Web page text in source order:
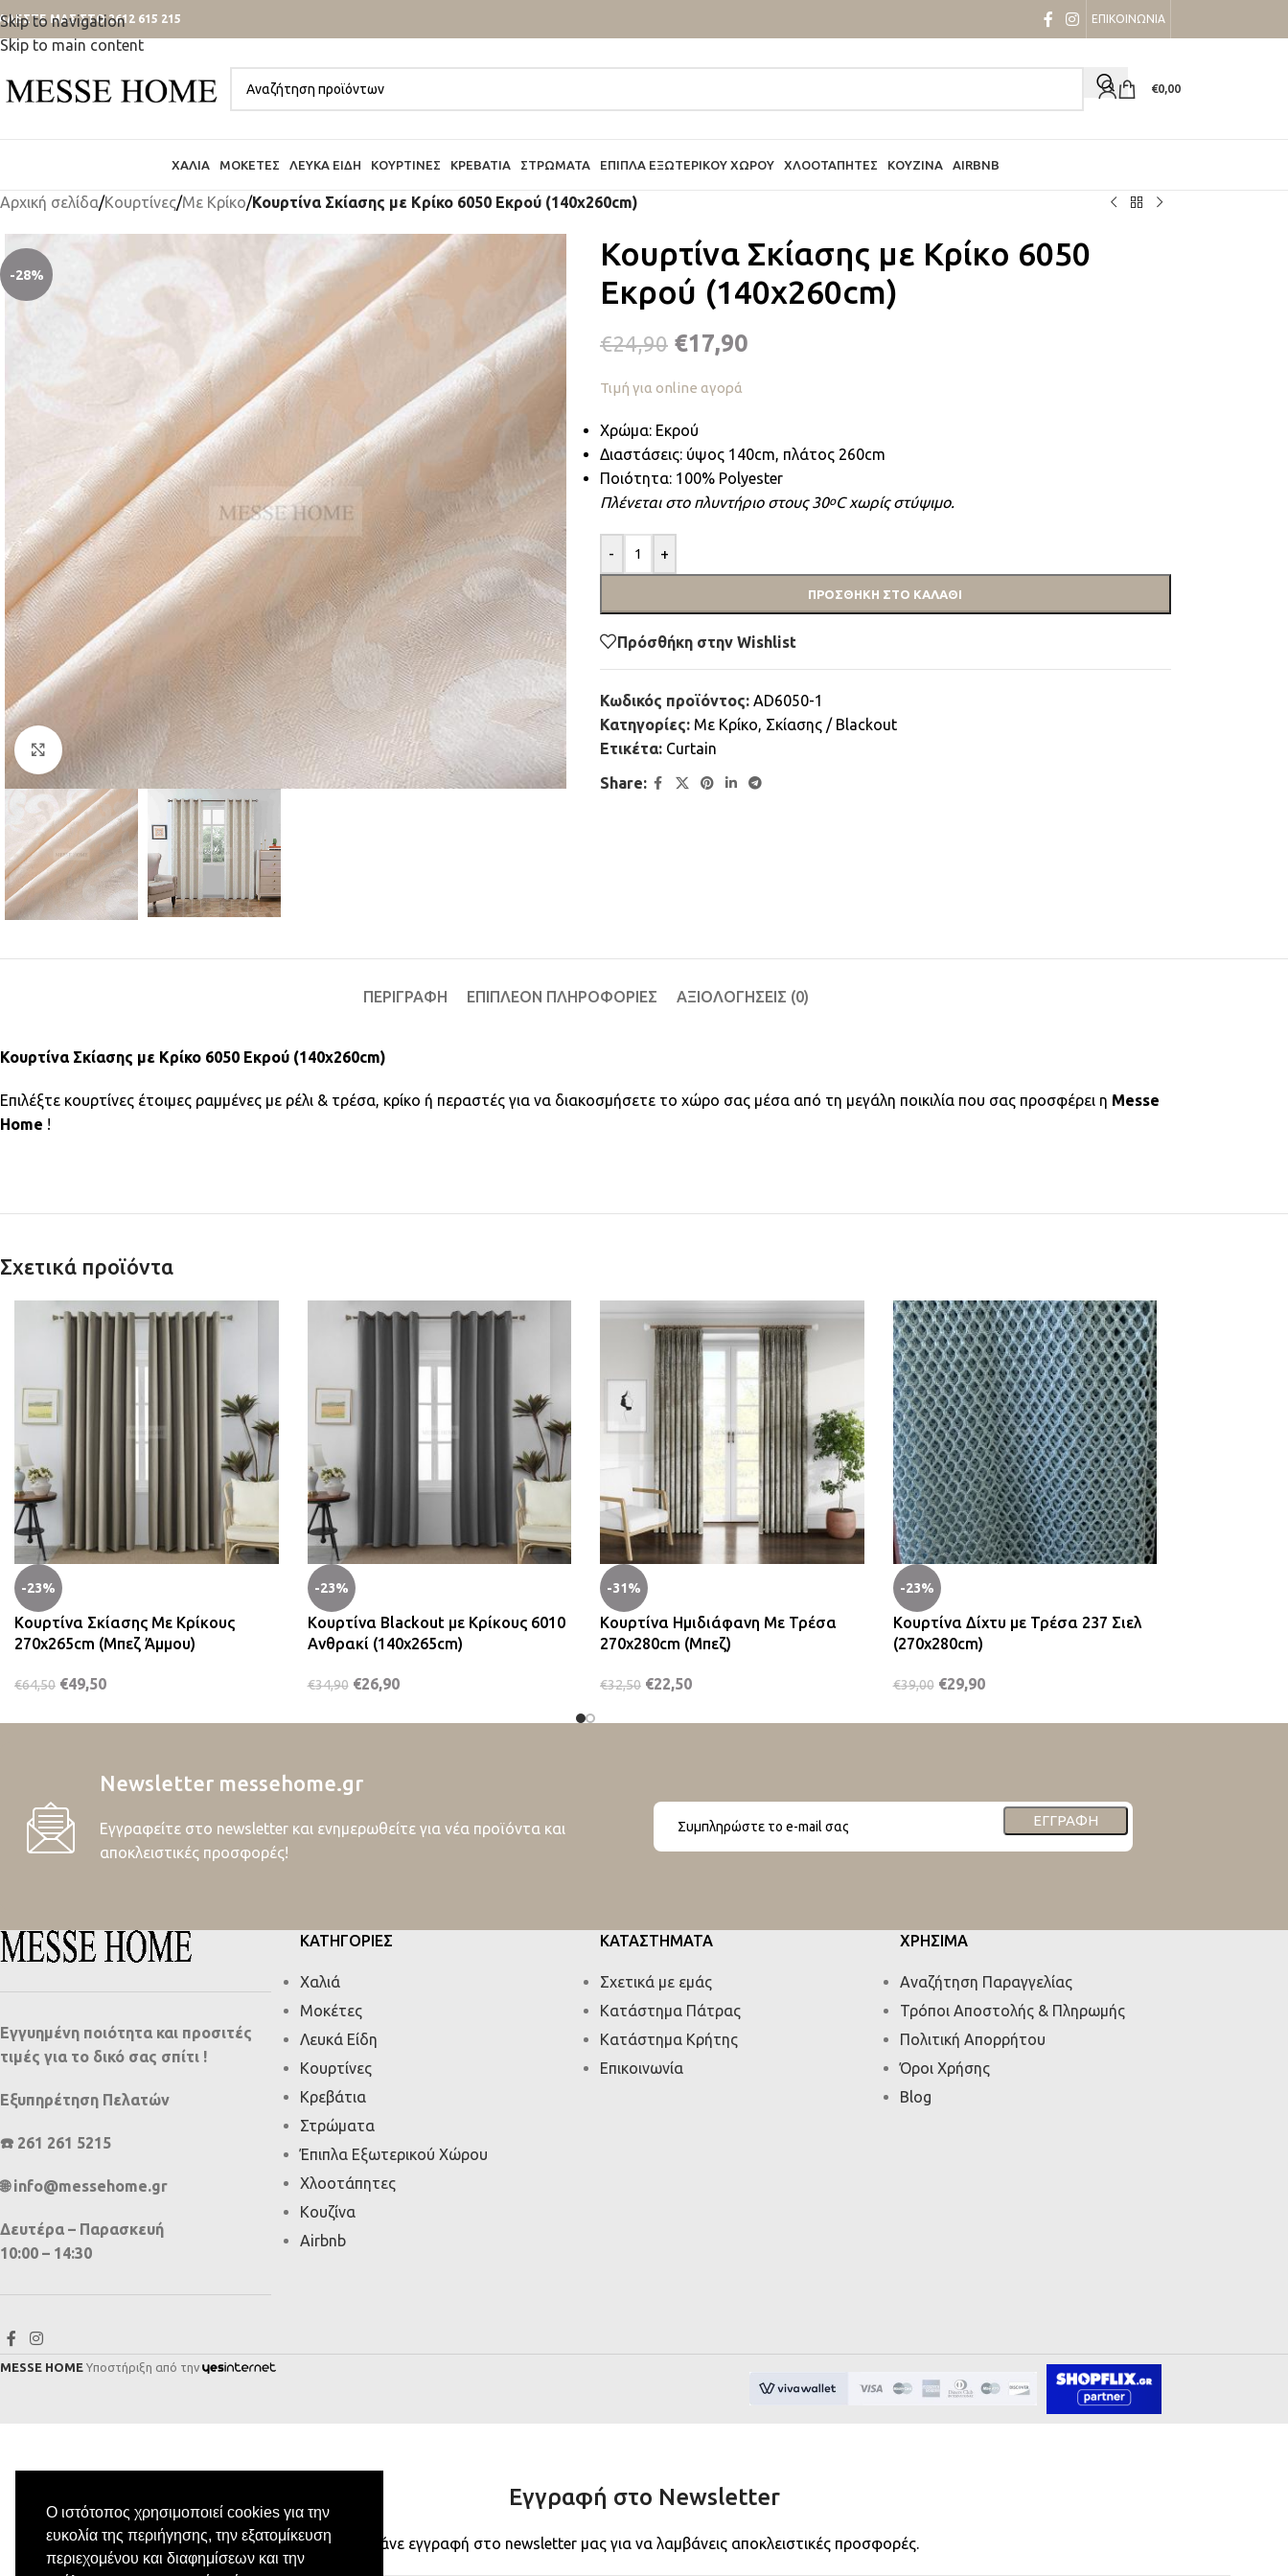
Ο ιστότοπος χρησιμοποιεί cookies για την
ευκολία της περιήγησης, την εξατομίκευση
περιεχομένου και διαφημίσεων και την
Skip to navigation
Skip to main content
ΜΑΣ ΣΤΟ 2612 615 215 ΕΠΙΚΟΙΝΩΝΙΑ
€0,00
ΧΑΛΙΆ ΜΟΚΈΤΕΣ ΛΕΥΚΆ ΕΊΔΗ ΚΟΥΡΤΊΝΕΣ ΚΡΕΒΆΤΙΑ ΣΤΡΏΜΑΤΑ ΈΠΙΠΛΑ ΕΞΩΤΕΡΙΚΟΎ ΧΏΡΟΥ ΧΛΟΟΤΆΠΗΤΕΣ ΚΟΥΖΊΝΑ AIRBNB
Αρχική σελίδα/Κουρτίνες/Mε Κρίκο/Κουρτίνα Σκίασης με Κρίκο 6050 Εκρού (140x260cm)
-28%
Κλικ για μεγέθυνση
Κουρτίνα Σκίασης με Κρίκο 6050
Εκρού (140x260cm)
€24,90 €17,90
Τιμή για online αγορά
Χρώμα: Εκρού
Διαστάσεις: ύψος 140cm, πλάτος 260cm
Ποιότητα: 100% Polyester
Πλένεται στο πλυντήριο στους 30οC χωρίς στύψιμο.
- +
ΠΡΟΣΘΉΚΗ ΣΤΟ ΚΑΛΆΘΙ
Πρόσθήκη στην Wishlist
Κωδικός προϊόντος: AD6050-1
Κατηγορίες: Mε Κρίκο, Σκίασης / Blackout
Ετικέτα: Curtain
Share:
ΠΕΡΙΓΡΑΦΉ ΕΠΙΠΛΈΟΝ ΠΛΗΡΟΦΟΡΊΕΣ ΑΞΙΟΛΟΓΉΣΕΙΣ (0)
Κουρτίνα Σκίασης με Κρίκο 6050 Εκρού (140x260cm)
Επιλέξτε κουρτίνες έτοιμες ραμμένες με ρέλι & τρέσα, κρίκο ή περαστές για να διακοσμήσετε το χώρο σας μέσα από τη μεγάλη ποικιλία που σας προσφέρει η Messe
Home !
Σχετικά προϊόντα
-23%
Κουρτίνα Σκίασης Με Κρίκους
270x265cm (Μπεζ Άμμου)
€64,50 €49,50
-23%
Κουρτίνα Blackout με Κρίκους 6010
Ανθρακί (140x265cm)
€34,90 €26,90
-31%
Κουρτίνα Ημιδιάφανη Με Τρέσα
270x280cm (Μπεζ)
€32,50 €22,50
-23%
Κουρτίνα Δίχτυ με Τρέσα 237 Σιελ
(270x280cm)
€39,00 €29,90
Newsletter messehome.gr
Εγγραφείτε στο newsletter και ενημερωθείτε για νέα προϊόντα και
αποκλειστικές προσφορές!
ΕΓΓΡΑΦΉ
Εγγυημένη ποιότητα και προσιτές
τιμές για το δικό σας σπίτι !
Εξυπηρέτηση Πελατών
☎️ 261 261 5215
🌐 info@messehome.gr
Δευτέρα – Παρασκευή
10:00 – 14:30
ΚΑΤΗΓΟΡΙΕΣ
Χαλιά
Μοκέτες
Λευκά Είδη
Κουρτίνες
Κρεβάτια
Στρώματα
Έπιπλα Εξωτερικού Χώρου
Χλοοτάπητες
Κουζίνα
Airbnb
ΚΑΤΑΣΤΗΜΑΤΑ
Σχετικά με εμάς
Κατάστημα Πάτρας
Κατάστημα Κρήτης
Επικοινωνία
ΧΡΗΣΙΜΑ
Αναζήτηση Παραγγελίας
Τρόποι Αποστολής & Πληρωμής
Πολιτική Απορρήτου
Όροι Χρήσης
Blog
MESSE HOME Υποστήριξη από την
Εγγραφή στο Newsletter
Κάνε εγγραφή στο newsletter μας για να λαμβάνεις αποκλειστικές προσφορές.